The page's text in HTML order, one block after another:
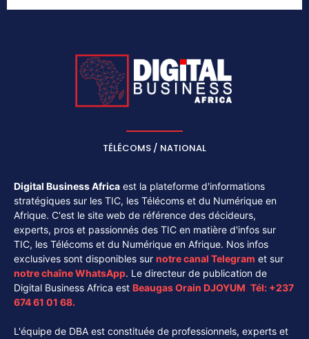
TÉLÉCOMS / NATIONAL
Digital Business Africa est la plateforme d'informations
stratégiques sur les TIC, les Télécoms et du Numérique en
Afrique. C'est le site web de référence des décideurs,
experts, pros et passionnés des TIC en matière d'infos sur
TIC, les Télécoms et du Numérique en Afrique. Nos infos
exclusives sont disponibles sur notre canal Telegram et sur
notre chaîneWhatsApp. Le directeur de publication de
Digital Business Africa est Beaugas Orain DJOYUM. Tél: +237
674 61 01 68.
L'équipe de DBA est constituée de professionnels, experts et